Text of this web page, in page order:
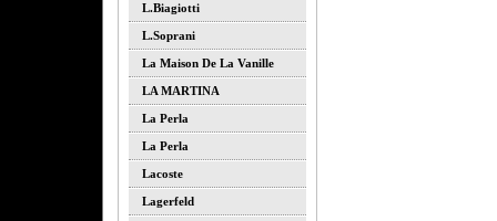
L.biagiotti
L.soprani
La Maison De La Vanille
LA MARTINA
La Perla
La Perla
Lacoste
Lagerfeld